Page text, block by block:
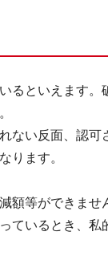
るといえます
ない反面、認
ります。
額等ができませ
いるとき、私